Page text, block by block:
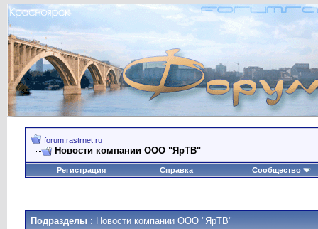
forum.rastrnet.ru
Новости компании ООО "ЯрТВ"
Регистрация Справка Сообщество
Подразделы : Новости компании ООО "ЯрТВ"